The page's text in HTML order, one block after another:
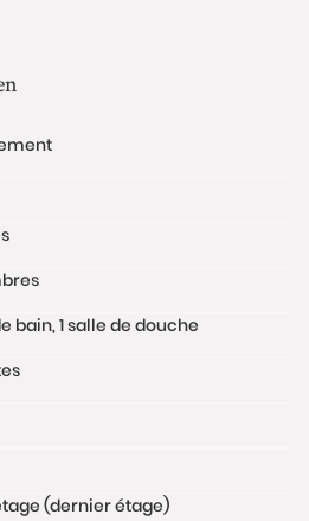
risques auxquels ce bien est
bain, 1 salle de douche
(dernier étage)